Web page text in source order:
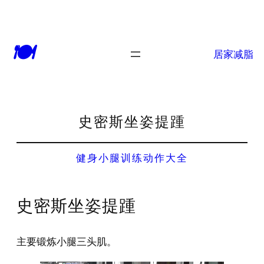
🍽 居家减脂
史密斯坐姿提踵
健身小腿训练动作大全
史密斯坐姿提踵
主要锻炼小腿三头肌。